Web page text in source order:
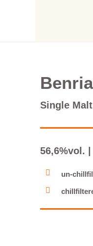
Single
56,6%vol.
un-